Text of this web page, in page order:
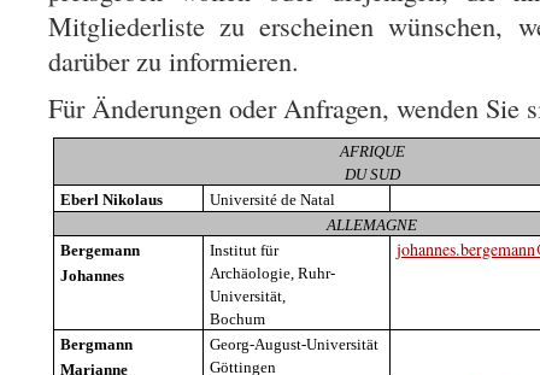
Mitgliederliste zu erscheinen wünschen,
darüber zu informieren.
Für Änderungen oder Anfragen, wenden Sie
AFRIQUE
DU SUD
Eberl Nikolaus
Université de Natal
ALLEMAGNE
Bergemann
Johannes
Institut für
Archäologie, Ruhr-
Universität,
Bochum
Bergmann
Marianne
Georg-August-Universität
Göttingen